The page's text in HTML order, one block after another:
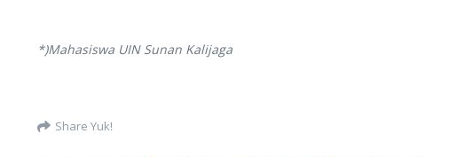
*)Mahasiswa UIN Sunan Kalijaga
Share Yuk!